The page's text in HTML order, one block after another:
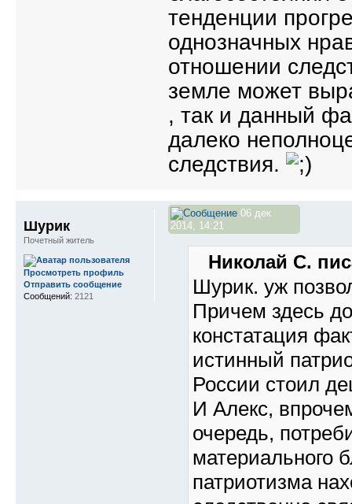
тенденции
однозначных
отношении
земле может
, так и данный
далеко
следствия.
06 дек
2014, 14:21
Николай С.
Шурик. уж
Причем здесь
констатация
истинный
России стоил
И Алекс,
очередь,
материального
патриотизма
Шурик
Почетный житель
Просмотреть профиль
Отправить сообщение
Сообщений: 2121